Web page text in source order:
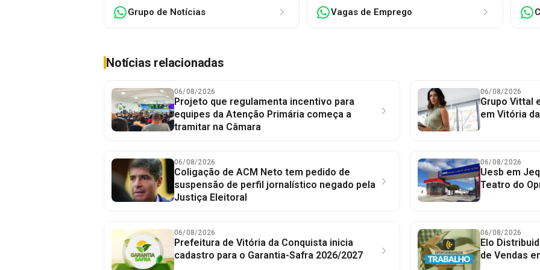
Grupo de Notícias Vagas de Emprego
Notícias relacionadas
06/08/2026
Projeto que regulamenta incentivo para
equipes da Atenção Primária começa a
tramitar na Câmara
06/08/2026
Grupo Vittal
em Vitória
06/08/2026
Coligação de ACM Neto tem pedido de
suspensão de perfil jornalístico negado pela
Justiça Eleitoral
06/08/2026
Uesb em
Teatro do
06/08/2026
Prefeitura de Vitória da Conquista inicia
cadastro para o Garantia-Safra 2026/2027
06/08/2026
Elo
de Vendas